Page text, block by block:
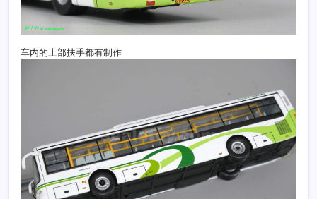
车内的上部扶手都有制作